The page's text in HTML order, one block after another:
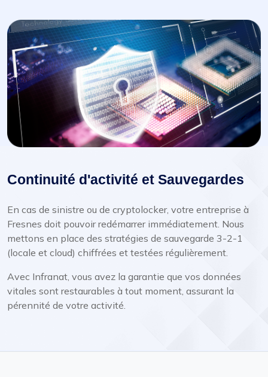
Continuité d'activité et Sauvegardes
En cas de sinistre ou de cryptolocker, votre entreprise à
Fresnes doit pouvoir redémarrer immédiatement. Nous
mettons en place des stratégies de sauvegarde 3-2-1
(locale et cloud) chiffrées et testées régulièrement.
Avec Infranat, vous avez la garantie que vos données
vitales sont restaurables à tout moment, assurant la
pérennité de votre activité.